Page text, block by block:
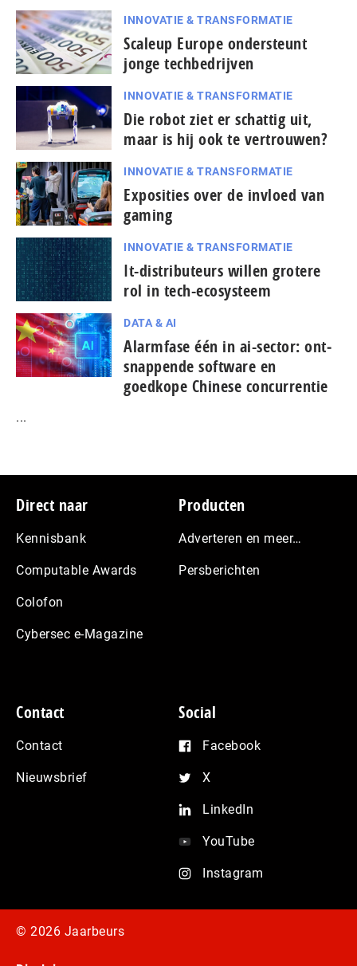
INNOVATIE & TRANSFORMATIE
Scaleup Europe ondersteunt
jonge techbedrijven
INNOVATIE & TRANSFORMATIE
Die robot ziet er schattig uit,
maar is hij ook te vertrouwen?
INNOVATIE & TRANSFORMATIE
Exposities over de invloed van
gaming
INNOVATIE & TRANSFORMATIE
It-dis­tri­bu­teurs willen grotere
rol in tech-ecosysteem
DATA & AI
Alarmfase één in ai-sector: ont­
snap­pen­de software en
goedkope Chinese con­cur­ren­tie
...
Footer
Direct naar
Kennisbank
Computable Awards
Colofon
Cybersec e-Magazine
Producten
Adverteren en meer…
Persberichten
Contact
Contact
Nieuwsbrief
Social
Facebook
X
LinkedIn
YouTube
Instagram
© 2026 Jaarbeurs